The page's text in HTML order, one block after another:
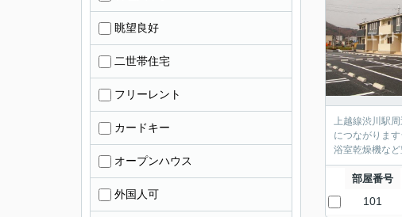
上越線渋川駅
につながりま
浴室乾燥機な
部屋番号
101
眺望良好
二世帯住宅
フリーレント
カードキー
オープンハウス
外国人可